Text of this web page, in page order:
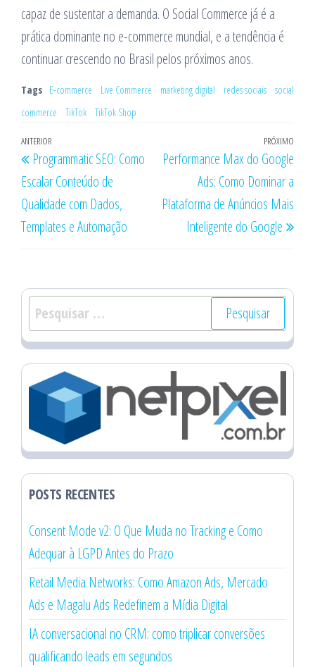
capaz de sustentar a demanda. O Social Commerce já é a
prática dominante no e-commerce mundial, e a tendência é
continuar crescendo no Brasil pelos próximos anos.
Tags E-commerce Live Commerce marketing digital redes sociais
social
commerce
TikTok TikTok Shop
Navegação
de
Post
Post
anterior
ANTERIOR
Programmatic SEO: Como
Escalar Conteúdo de
Qualidade com Dados,
Templates e Automação
PRÓXIMO
Performance Max do Google
Ads: Como Dominar a
Plataforma de Anúncios Mais
Inteligente do Google
Pesquisar
por:
POSTS RECENTES
Consent Mode v2: O Que Muda no Tracking e Como
Adequar à LGPD Antes do Prazo
Retail Media Networks: Como Amazon Ads, Mercado
Ads e Magalu Ads Redefinem a Mídia Digital
IA conversacional no CRM: como triplicar conversões
qualificando leads em segundos